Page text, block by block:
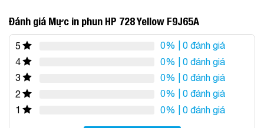
Đánh giá Mực in phun HP 728 Yellow F9J65A
5 0% | 0 đánh giá
4
0% | 0 đánh giá
3
0% | 0 đánh giá
2
0% | 0 đánh giá
1
0% | 0 đánh giá